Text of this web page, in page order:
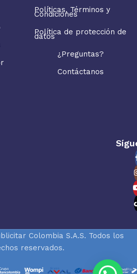
Políticas, Términos y
Condiciones
Política de protección de
datos
¿Preguntas?
Contáctanos
Colombia S.A.S. Todos los
reservados.